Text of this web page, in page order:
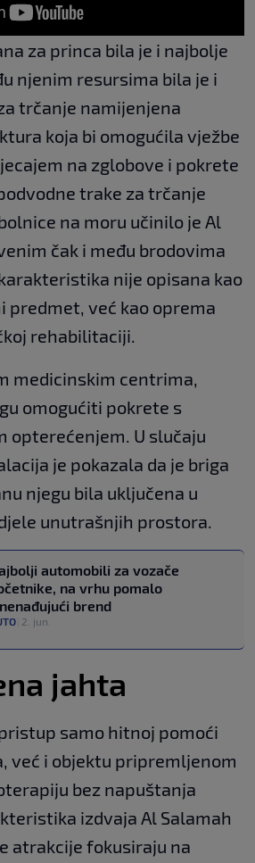
za princa bila je i najbolje
njenim resursima bila je i
trčanje namijenjena
koja bi omogućila vježbe
na zglobove i pokrete
trake za trčanje
na moru učinilo je Al
čak i među brodovima
nije opisana kao
predmet, već kao oprema
rehabilitaciji.
medicinskim centrima,
omogućiti pokrete s
opterećenjem. U slučaju
je pokazala da je briga
njegu bila uključena u
unutrašnjih prostora.
automobili za vozače
na vrhu pomalo
brend
2. jun.
jahta
samo hitnoj pomoći
već i objektu pripremljenom
bez napuštanja
izdvaja Al Salamah
atrakcije fokusiraju na